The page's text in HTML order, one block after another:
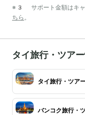
※3 サポート金額はキャ
ちら 。
タイ旅行・ツア
タイ旅行・ツア
バンコク旅行・